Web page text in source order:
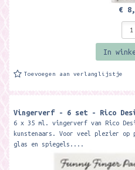
€
In
Toevoegen aan verlanglijstje
Vingerverf - 6 set - Rico
6 x 35 ml. vingerverf van Rico
kunstenaars. Voor veel plezier op
glas en spiegels....